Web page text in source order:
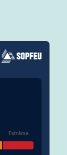
Extrême